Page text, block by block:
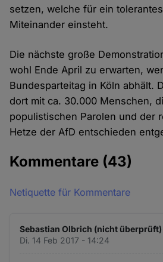
setzen, welche für ein
Miteinander einsteht.
Die nächste große
wohl Ende April zu erwarten,
Bundesparteitag in Köln abhält.
dort mit ca. 30.000 Menschen,
populistischen Parolen und der
Hetze der AfD entschieden
Kommentare (43)
Netiquette für Kommentare
Sebastian Olbrich (nicht überprüft)
Di. 14 Feb 2017 - 14:24